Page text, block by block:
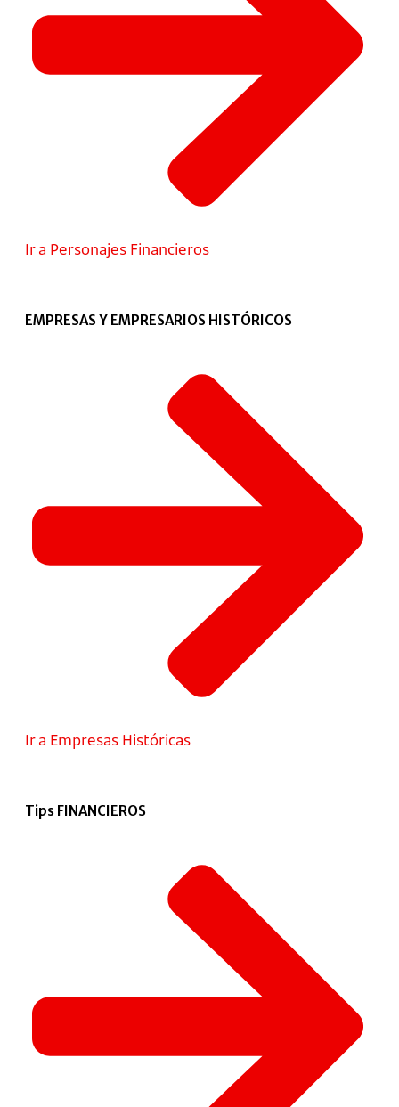
Ir a Personajes Financieros
EMPRESAS Y EMPRESARIOS HISTÓRICOS
Ir a Empresas Históricas
Tips FINANCIEROS